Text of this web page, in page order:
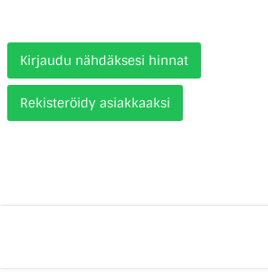
Kirjaudu nähdäksesi hinnat
Rekisteröidy asiakkaaksi